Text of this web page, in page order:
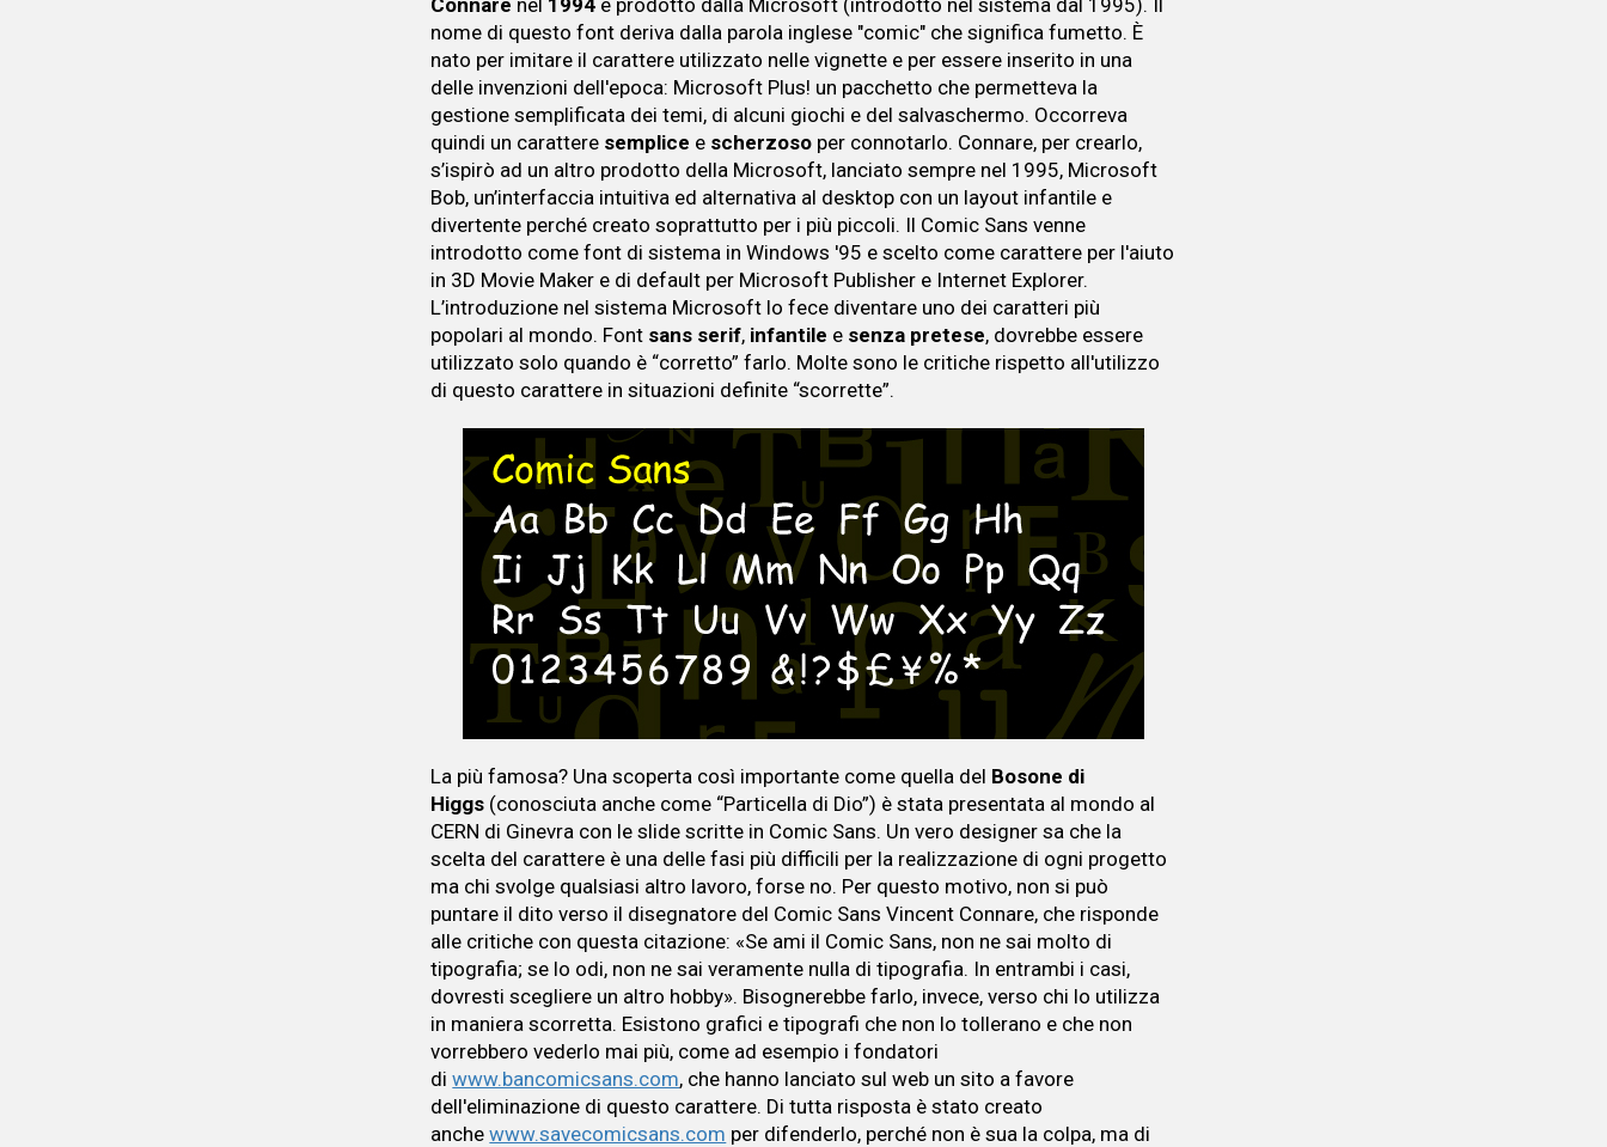
Connare nel 1994 e prodotto dalla Microsoft (introdotto nel sistema dal 1995). Il
nome di questo font deriva dalla parola inglese "comic" che significa fumetto. È
nato per imitare il carattere utilizzato nelle vignette e per essere inserito in una
delle invenzioni dell'epoca: Microsoft Plus! un pacchetto che permetteva la
gestione semplificata dei temi, di alcuni giochi e del salvaschermo. Occorreva
quindi un carattere semplice e scherzoso per connotarlo. Connare, per crearlo,
s’ispirò ad un altro prodotto della Microsoft, lanciato sempre nel 1995, Microsoft
Bob, un’interfaccia intuitiva ed alternativa al desktop con un layout infantile e
divertente perché creato soprattutto per i più piccoli. Il Comic Sans venne
introdotto come font di sistema in Windows '95 e scelto come carattere per l'aiuto
in 3D Movie Maker e di default per Microsoft Publisher e Internet Explorer.
L’introduzione nel sistema Microsoft lo fece diventare uno dei caratteri più
popolari al mondo. Font sans serif, infantile e senza pretese, dovrebbe essere
utilizzato solo quando è “corretto” farlo. Molte sono le critiche rispetto all'utilizzo
di questo carattere in situazioni definite “scorrette”.
La più famosa? Una scoperta così importante come quella del Bosone di
Higgs (conosciuta anche come “Particella di Dio”) è stata presentata al mondo al
CERN di Ginevra con le slide scritte in Comic Sans. Un vero designer sa che la
scelta del carattere è una delle fasi più difficili per la realizzazione di ogni progetto
ma chi svolge qualsiasi altro lavoro, forse no. Per questo motivo, non si può
puntare il dito verso il disegnatore del Comic Sans Vincent Connare, che risponde
alle critiche con questa citazione: «Se ami il Comic Sans, non ne sai molto di
tipografia; se lo odi, non ne sai veramente nulla di tipografia. In entrambi i casi,
dovresti scegliere un altro hobby». Bisognerebbe farlo, invece, verso chi lo utilizza
in maniera scorretta. Esistono grafici e tipografi che non lo tollerano e che non
vorrebbero vederlo mai più, come ad esempio i fondatori
diwww.bancomicsans.com, che hanno lanciato sul web un sito a favore
dell'eliminazione di questo carattere. Di tutta risposta è stato creato
anchewww.savecomicsans.com per difenderlo, perché non è sua la colpa, ma di